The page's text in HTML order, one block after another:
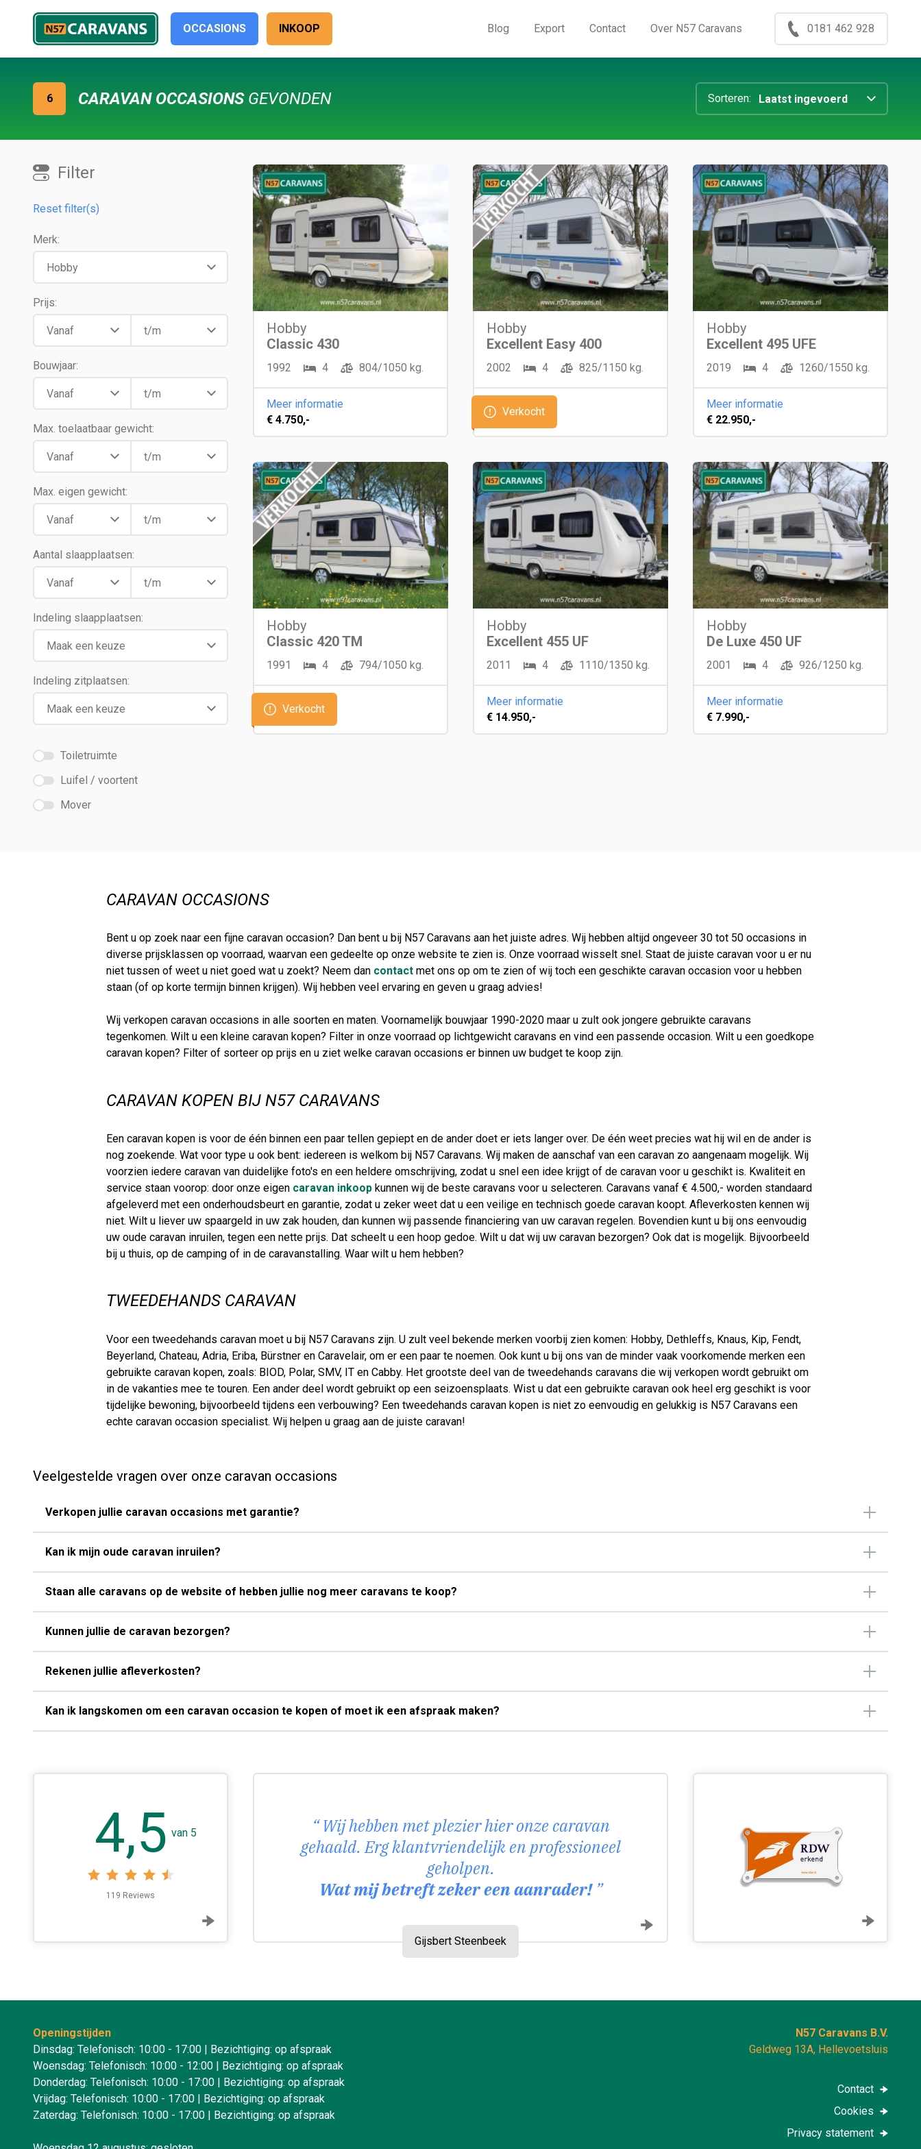
OCCASIONS INKOOP Blog Export Contact Over N57 Caravans 0181 462 928
6 CARAVAN OCCASIONSGEVONDEN
Filter
Reset filter(s)
Merk:
Prijs:
Bouwjaar:
Max. toelaatbaar gewicht:
Max. eigen gewicht:
Aantal slaapplaatsen:
Indeling slaapplaatsen:
Indeling zitplaatsen:
Toiletruimte
Luifel / voortent
Mover
Hobby
Classic 430
1992 4 804/1050 kg.
Meer informatie
€ 4.750,-
Hobby
Excellent Easy 400
2002 4 825/1150 kg.
Verkocht
Hobby
Excellent 495 UFE
2019 4 1260/1550 kg.
Meer informatie
€ 22.950,-
Hobby
Classic 420 TM
1991 4 794/1050 kg.
Verkocht
Hobby
Excellent 455 UF
2011 4 1110/1350 kg.
Meer informatie
€ 14.950,-
Hobby
De Luxe 450 UF
2001 4 926/1250 kg.
Meer informatie
€ 7.990,-
CARAVAN OCCASIONS
Bent u op zoek naar een fijne caravan occasion? Dan bent u bij N57 Caravans aan het juiste adres. Wij hebben altijd ongeveer 30 tot 50 occasions in
diverse prijsklassen op voorraad, waarvan een gedeelte op onze website te zien is. Onze voorraad wisselt snel. Staat de juiste caravan voor u er nu
niet tussen of weet u niet goed wat u zoekt? Neem dan contact met ons op om te zien of wij toch een geschikte caravan occasion voor u hebben
staan (of op korte termijn binnen krijgen). Wij hebben veel ervaring en geven u graag advies!
Wij verkopen caravan occasions in alle soorten en maten. Voornamelijk bouwjaar 1990-2020 maar u zult ook jongere gebruikte caravans
tegenkomen. Wilt u een kleine caravan kopen? Filter in onze voorraad op lichtgewicht caravans en vind een passende occasion. Wilt u een goedkope
caravan kopen? Filter of sorteer op prijs en u ziet welke caravan occasions er binnen uw budget te koop zijn.
CARAVAN KOPEN BIJ N57 CARAVANS
Een caravan kopen is voor de één binnen een paar tellen gepiept en de ander doet er iets langer over. De één weet precies wat hij wil en de ander is
nog zoekende. Wat voor type u ook bent: iedereen is welkom bij N57 Caravans. Wij maken de aanschaf van een caravan zo aangenaam mogelijk. Wij
voorzien iedere caravan van duidelijke foto's en een heldere omschrijving, zodat u snel een idee krijgt of de caravan voor u geschikt is. Kwaliteit en
service staan voorop: door onze eigen caravan inkoop kunnen wij de beste caravans voor u selecteren. Caravans vanaf € 4.500,- worden standaard
afgeleverd met een onderhoudsbeurt en garantie, zodat u zeker weet dat u een veilige en technisch goede caravan koopt. Afleverkosten kennen wij
niet. Wilt u liever uw spaargeld in uw zak houden, dan kunnen wij passende financiering van uw caravan regelen. Bovendien kunt u bij ons eenvoudig
uw oude caravan inruilen, tegen een nette prijs. Dat scheelt u een hoop gedoe. Wilt u dat wij uw caravan bezorgen? Ook dat is mogelijk. Bijvoorbeeld
bij u thuis, op de camping of in de caravanstalling. Waar wilt u hem hebben?
TWEEDEHANDS CARAVAN
Voor een tweedehands caravan moet u bij N57 Caravans zijn. U zult veel bekende merken voorbij zien komen: Hobby, Dethleffs, Knaus, Kip, Fendt,
Beyerland, Chateau, Adria, Eriba, Bürstner en Caravelair, om er een paar te noemen. Ook kunt u bij ons van de minder vaak voorkomende merken een
gebruikte caravan kopen, zoals: BIOD, Polar, SMV, IT en Cabby. Het grootste deel van de tweedehands caravans die wij verkopen wordt gebruikt om
in de vakanties mee te touren. Een ander deel wordt gebruikt op een seizoensplaats. Wist u dat een gebruikte caravan ook heel erg geschikt is voor
tijdelijke bewoning, bijvoorbeeld tijdens een verbouwing? Een tweedehands caravan kopen is niet zo eenvoudig en gelukkig is N57 Caravans een
echte caravan occasion specialist. Wij helpen u graag aan de juiste caravan!
Veelgestelde vragen over onze caravan occasions
Verkopen jullie caravan occasions met garantie?
Kan ik mijn oude caravan inruilen?
Staan alle caravans op de website of hebben jullie nog meer caravans te koop?
Kunnen jullie de caravan bezorgen?
Rekenen jullie afleverkosten?
Kan ik langskomen om een caravan occasion te kopen of moet ik een afspraak maken?
4,5 van 5
119 Reviews
gekocht met top service en
ik in de toekomst weer een
dan weet ik waar.
van de Kerkhof
Wij hebben met plezier hier onze caravan
gehaald. Erg klantvriendelijk en professioneel
geholpen.
Wat mij betreft zeker een aanrader!
Gijsbert Steenbeek
Snelle verkoop van onze
prijs gekregen. Keurig
vrijwaring. Zeer
Kortom in alle opzichten
L. Jansen
Openingstijden
Dinsdag: Telefonisch: 10:00 - 17:00 | Bezichtiging: op afspraak
Woensdag: Telefonisch: 10:00 - 12:00 | Bezichtiging: op afspraak
Donderdag: Telefonisch: 10:00 - 17:00 | Bezichtiging: op afspraak
Vrijdag: Telefonisch: 10:00 - 17:00 | Bezichtiging: op afspraak
Zaterdag: Telefonisch: 10:00 - 17:00 | Bezichtiging: op afspraak
N57 Caravans B.V.
Geldweg 13A, Hellevoetsluis
Contact
Cookies
Privacy statement
Occasions
Contact
Over N57 Caravans